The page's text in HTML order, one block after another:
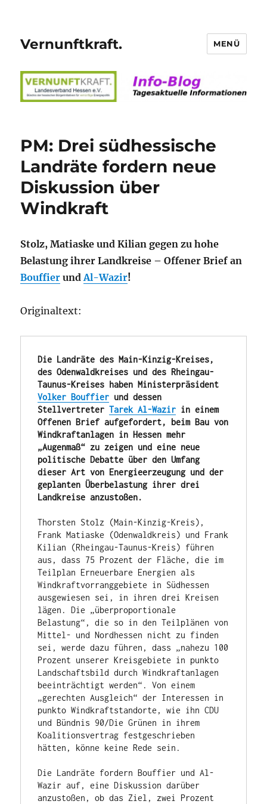
Vernunftkraft. MENÜ
PM: Drei südhessische
Landräte fordern neue
Diskussion über
Windkraft
Stolz, Matiaske und Kilian gegen zu hohe
Belastung ihrer Landkreise – Offener Brief an
Bouffier undAl-Wazir!
Originaltext:
Die Landräte des Main-Kinzig-Kreises,
des Odenwaldkreises und des Rheingau-
Volker Bouffier und dessen
Stellvertreter Tarek Al-Wazir in einem
Offenen Brief aufgefordert, beim Bau von
Windkraftanlagen in Hessen mehr
„Augenmaß“ zu zeigen und eine neue
politische Debatte über den Umfang
dieser Art von Energieerzeugung und der
geplanten Überbelastung ihrer drei
Landkreise anzustoßen.
Thorsten Stolz (Main-Kinzig-Kreis),
Frank Matiaske (Odenwaldkreis) und Frank
Kilian (Rheingau-Taunus-Kreis) führen
aus, dass 75 Prozent der Fläche, die im
Teilplan Erneuerbare Energien als
Windkraftvorranggebiete in Südhessen
ausgewiesen sei, in ihren drei Kreisen
lägen. Die „überproportionale
Belastung“, die so in den Teilplänen von
Mittel- und Nordhessen nicht zu finden
sei, werde dazu führen, dass „nahezu 100
Prozent unserer Kreisgebiete in punkto
Landschaftsbild durch Windkraftanlagen
beeinträchtigt werden“. Von einem
„gerechten Ausgleich“ der Interessen in
punkto Windkraftstandorte, wie ihn CDU
und Bündnis 90/Die Grünen in ihrem
Koalitionsvertrag festgeschrieben
hätten, könne keine Rede sein.
Die Landräte fordern Bouffier und Al-
Wazir auf, eine Diskussion darüber
anzustoßen, ob das Ziel, zwei Prozent